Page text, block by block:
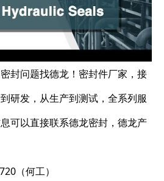
封问题找德龙！密封件厂家，接
研发，从生产到测试，全系列服
可以直接联系德龙密封，德龙产
（何工）